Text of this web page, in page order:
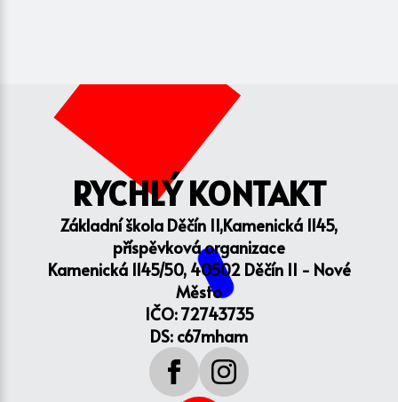
RYCHLÝ KONTAKT
Základní škola Děčín II,Kamenická 1145,
příspěvková organizace
Kamenická 1145/50, 40502 Děčín II - Nové
Město
IČO: 72743735
DS: c67mham